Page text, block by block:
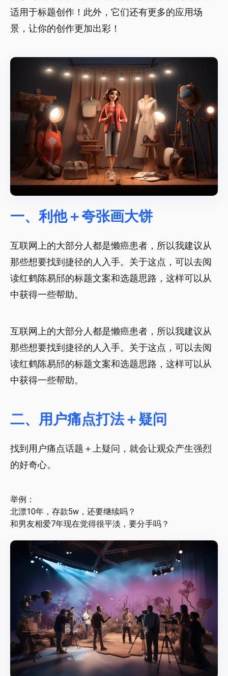
适用于标题创作！此外，它们还有更多的应用场
景，让你的创作更加出彩！
一、利他＋夸张画大饼
互联网上的大部分人都是懒癌患者，所以我建议从
那些想要找到捷径的人入手。关于这点，可以去阅
读红鹤陈易邤的标题文案和选题思路，这样可以从
中获得一些帮助。
互联网上的大部分人都是懒癌患者，所以我建议从
那些想要找到捷径的人入手。关于这点，可以去阅
读红鹤陈易邤的标题文案和选题思路，这样可以从
中获得一些帮助。
二、用户痛点打法＋疑问
找到用户痛点话题＋上疑问，就会让观众产生强烈
的好奇心。
举例：
北漂10年，存款5w，还要继续吗？
和男友相爱7年现在觉得很平淡，要分手吗？